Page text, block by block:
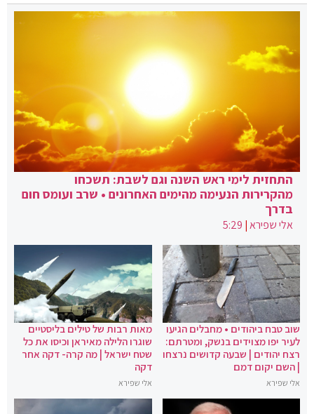
התחזית לימי ראש השנה וגם לשבת: תשכחו
מהקרירות הנעימה מהימים האחרונים • שרב ועומס חום
בדרך
אלי שפירא|
5:29
שוב טבח ביהודים • מחבלים הגיעו
לעיר יפו מצוידים בנשק, ומטרתם:
רצח יהודים | שבעה קדושים נרצחו
| השם יקום דמם
אלי שפירא
מאות רבות של טילים בליסטיים
שוגרו הלילה מאיראן וכיסו את כל
שטח ישראל | מה קרה- דקה אחר
דקה
אלי שפירא